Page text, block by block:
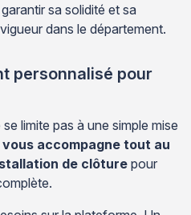
sa solidité et sa
dans le département.
personnalisé pour
limite pas à une simple mise
accompagne tout au
de clôture pour